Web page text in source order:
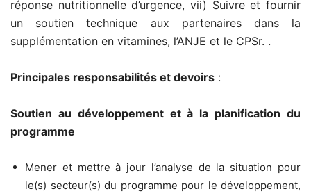
réponse nutritionnelle d’urgence, vii) Suivre et fournir
un soutien technique aux partenaires dans la
supplémentation en vitamines, l’ANJE et le CPSr. .
Principales responsabilités et devoirs :
Soutien au développement et à la planification du
programme
Mener et mettre à jour l’analyse de la situation pour
le(s) secteur(s) du programme pour le développement,